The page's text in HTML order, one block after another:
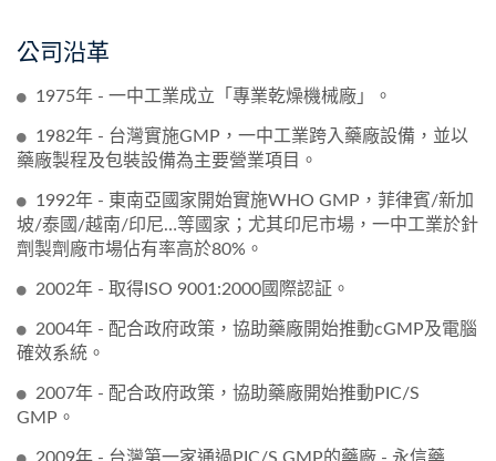
公司沿革
1975年 - 一中工業成立「專業乾燥機械廠」。
1982年 - 台灣實施GMP，一中工業跨入藥廠設備，並以
藥廠製程及包裝設備為主要營業項目。
1992年 - 東南亞國家開始實施WHO GMP，菲律賓/新加
坡/泰國/越南/印尼…等國家；尤其印尼市場，一中工業於針
劑製劑廠市場佔有率高於80%。
2002年 - 取得ISO 9001:2000國際認証。
2004年 - 配合政府政策，協助藥廠開始推動cGMP及電腦
確效系統。
2007年 - 配合政府政策，協助藥廠開始推動PIC/S
GMP。